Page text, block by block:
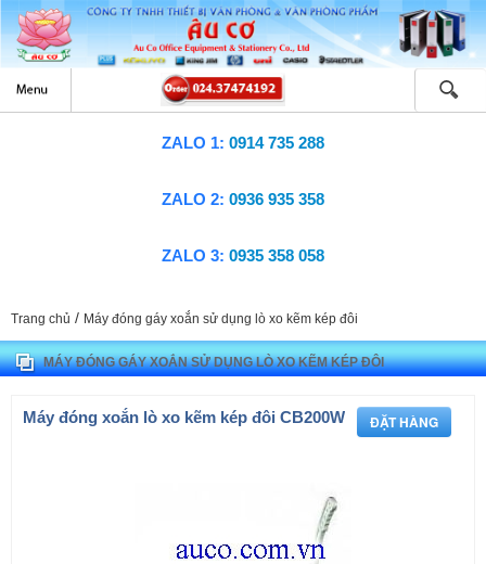
ZALO 1: 0914 735 288
ZALO 2: 0936 935 358
ZALO 3: 0935 358 058
Trang chủ / Máy đóng gáy xoắn sử dụng lò xo kẽm kép đôi
MÁY ĐÓNG GÁY XOẮN SỬ DỤNG LÒ XO KẼM KÉP ĐÔI
Máy đóng xoắn lò xo kẽm kép đôi CB200W